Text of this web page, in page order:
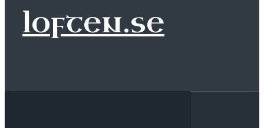
loften.se